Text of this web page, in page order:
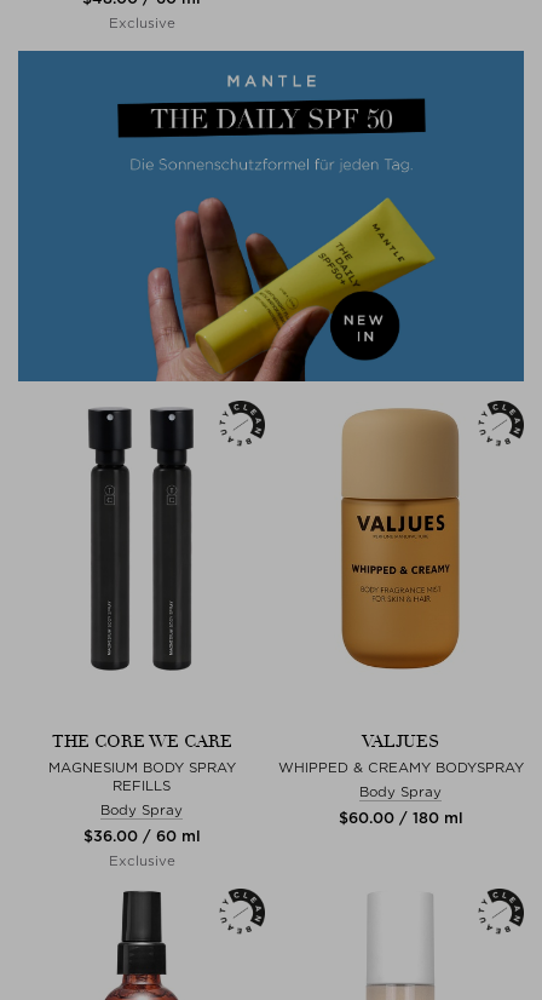
Exclusive
THE CORE WE CARE
MAGNESIUM BODY SPRAY
REFILLS
Body Spray
$‌36.00 / 60 ml
Exclusive
VALJUES
WHIPPED & CREAMY BODYSPRAY
Body Spray
$‌60.00 / 180 ml